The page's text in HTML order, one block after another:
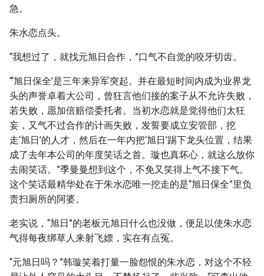
急。
朱水恋点头。
“我想过了，就找元旭日合作，”口气不自觉的咬牙切齿。
“‘旭日保全’是三年来异军突起。并在最短时间内成为业界龙
头的声誉卓着大公司，曾狂言他们接的案子从不允许失败，
若失败，愿加倍赔偿委托者。当初水恋就是觉得他们太狂
妄，又气不过合作的计画失败，发誓要成立安管部，挖
走‘旭日’的人才，然后在一年内把‘旭日’踢下龙头位置，结果
成了去年本公司的年度笑话之首。璇也真坏心，就这么放你
去闹笑话。”季曼曼想到这个，不免又笑得上气不接下气。
这个笑话最精华处在于朱水恋唯一挖走的是“旭日保全”里负
责扫厕所的阿婆。
老实说，“旭日”的老板元旭日什么也没做，便足以使朱水恋
气得每夜绑草人来射飞嫖，实在有点冤。
“元旭日吗？”韩璇笑着打量一脸怨恨的朱水恋，对这个不轻